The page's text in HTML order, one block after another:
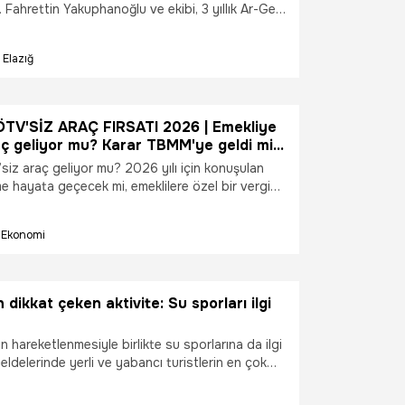
Yakuphanoğlu ve ekibi, 3 yıllık Ar-Ge
yazılımına kadar Türk bilim insanları
Elazığ
ARAÇ FIRSATI 2026 | Emekliye
geliyor mu? Karar TBMM'ye geldi mi?
Vergisi muafiyet şartları
araç geliyor mu? 2026 yılı için konuşulan
hayata geçecek mi, emeklilere özel bir vergi
bu haktan yararlanabilecek, başvuru şartları
Ekonomi
dikkat çeken aktivite: Su sporları ilgi
hareketlenmesiyle birlikte su sporlarına da ilgi
yerli ve yabancı turistlerin en çok